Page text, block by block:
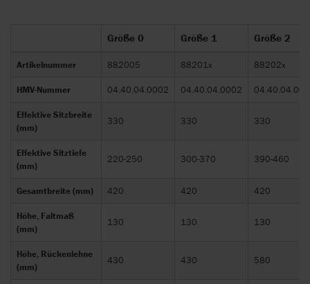
Größe 0 Größe 1 Größe 2
Artikelnummer 882005 88201x 88202x
HMV-Nummer 04.40.04.0002 04.40.04.0002
Effektive Sitzbreite
(mm)
330 330 330
Effektive Sitztiefe
(mm)
220-250 300-370 390-460
Gesamtbreite (mm) 420 420 420
Höhe, Faltmaß
(mm)
130 130 130
Höhe, Rückenlehne
(mm)
430 430 580